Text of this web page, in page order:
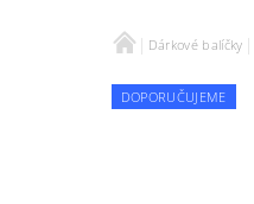
SKLENIČKY
Dárkové balíčky
DOPORUČUJEME